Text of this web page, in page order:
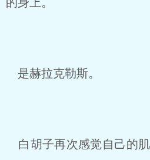
是赫拉克勒斯。
白胡子再次感觉自己的